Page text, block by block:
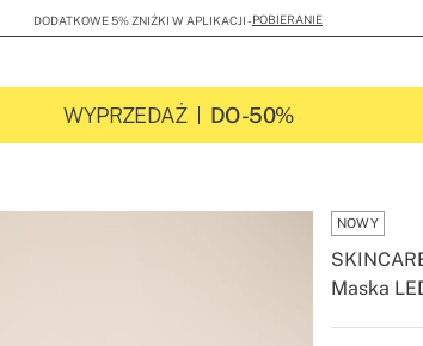
DODATKOWE 5% ZNIŻKI W APLIKACJI -POBIERANIE
WYPRZEDAŻ DO -50%
NOWY
Maska